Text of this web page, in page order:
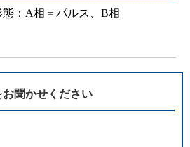
：A相＝パルス、B相
聞かせください